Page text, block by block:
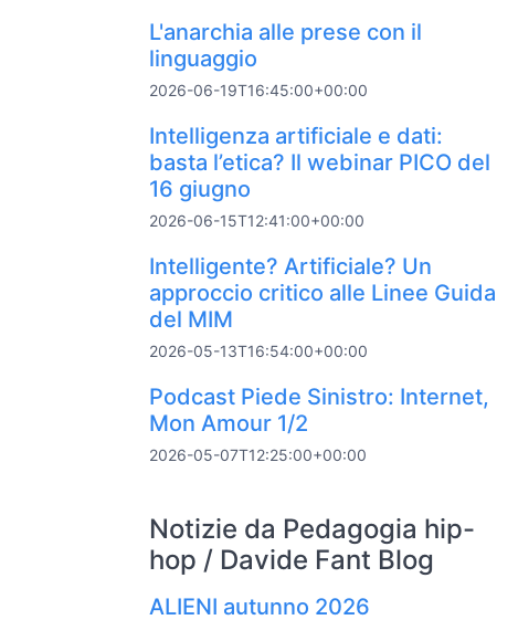
L'anarchia alle prese con il
linguaggio
2026-06-19T16:45:00+00:00
Intelligenza artificiale e dati:
basta l’etica? Il webinar PICO del
16 giugno
2026-06-15T12:41:00+00:00
Intelligente? Artificiale? Un
approccio critico alle Linee Guida
del MIM
2026-05-13T16:54:00+00:00
Podcast Piede Sinistro: Internet,
Mon Amour 1/2
2026-05-07T12:25:00+00:00
Notizie da Pedagogia hip-
hop / Davide Fant Blog
ALIENI autunno 2026